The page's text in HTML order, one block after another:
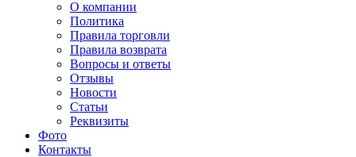
О компании
Политика
Правила торговли
Правила возврата
Вопросы и ответы
Отзывы
Новости
Статьи
Реквизиты
Фото
Контакты